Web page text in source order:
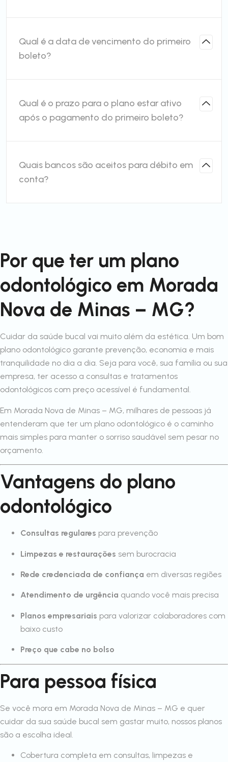
Qual é a data de vencimento do primeiro
boleto?
Qual é o prazo para o plano estar ativo
após o pagamento do primeiro boleto?
Quais bancos são aceitos para débito em
conta?
Por que ter um plano
odontológico em Morada
Nova de Minas – MG?
Cuidar da saúde bucal vai muito além da estética. Um bom
plano odontológico garante prevenção, economia e mais
tranquilidade no dia a dia. Seja para você, sua família ou sua
empresa, ter acesso a consultas e tratamentos
odontológicos com preço acessível é fundamental.
Em Morada Nova de Minas – MG, milhares de pessoas já
entenderam que ter um plano odontológico é o caminho
mais simples para manter o sorriso saudável sem pesar no
orçamento.
Vantagens do plano
odontológico
Consultas regulares para prevenção
Limpezas e restaurações sem burocracia
Rede credenciada de confiança em diversas regiões
Atendimento de urgência quando você mais precisa
Planos empresariais para valorizar colaboradores com
baixo custo
Preço que cabe no bolso
Para pessoa física
Se você mora em Morada Nova de Minas – MG e quer
cuidar da sua saúde bucal sem gastar muito, nossos planos
são a escolha ideal.
Cobertura completa em consultas, limpezas e